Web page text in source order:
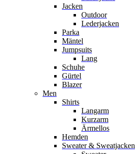
Jacken
Outdoor
Lederjacken
Parka
Mäntel
Jumpsuits
Lang
Schuhe
Gürtel
Blazer
Men
Shirts
Langarm
Kurzarm
Ärmellos
Hemden
Sweater & Sweatjacken